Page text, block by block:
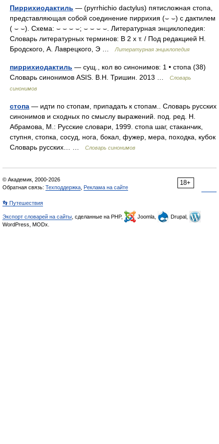
Пиррихиодактиль — (pyrrhichio dactylus) пятисложная стопа,
представляющая собой соединение пиррихия (⌣ ⌣) с дактилем
( ⌣ ⌣). Схема: ⌣ ⌣ ⌣ ⌣; ⌣ ⌣ ⌣ ⌣. Литературная энциклопедия:
Словарь литературных терминов: В 2 х т. / Под редакцией Н.
Бродского, А. Лаврецкого, Э …
Литературная энциклопедия
пиррихиодактиль — сущ., кол во синонимов: 1 • стопа (38)
Словарь синонимов ASIS. В.Н. Тришин. 2013 …
Словарь
синонимов
стопа — идти по стопам, припадать к стопам.. Словарь русских
синонимов и сходных по смыслу выражений. под. ред. Н.
Абрамова, М.: Русские словари, 1999. стопа шаг, стаканчик,
ступня, стопка, сосуд, нога, бокал, фужер, мера, походка, кубок
Словарь русских… …
Словарь синонимов
18+
© Академик, 2000-2026
Обратная связь: Техподдержка Реклама на сайте
👣 Путешествия
Экспорт словарей на сайты , сделанные на PHP, Joomla,
Drupal,
WordPress, MODx.